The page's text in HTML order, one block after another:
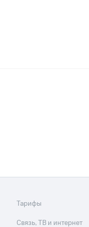
Тарифы
Связь, ТВ и интернет